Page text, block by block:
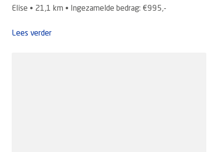
Elise • 21,1 km • Ingezamelde bedrag: €995,-
Lees verder